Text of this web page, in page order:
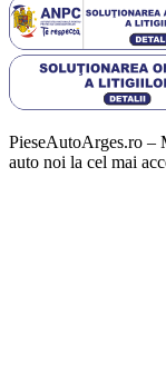
PieseAutoArges.ro –
auto noi la cel mai